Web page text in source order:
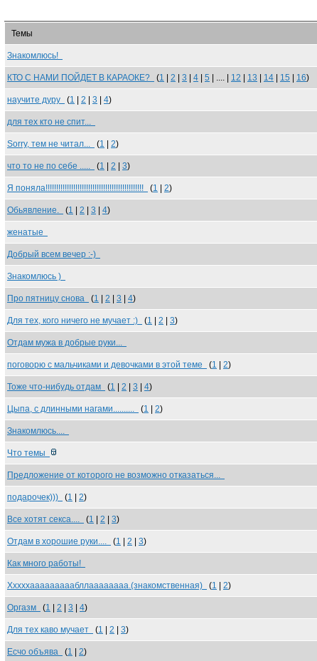
Темы
Знакомлюсь!
КТО С НАМИ ПОЙДЕТ В КАРАОКЕ? (1 2 3 4 5 | .... | 12 13 14 15 16)
научите дуру (1 2 3 4)
для тех кто не спит...
Sorry, тем не читал... (1 2)
что то не по себе ..... (1 2 3)
Я поняла!!!!!!!!!!!!!!!!!!!!!!!!!!!!!!!!!!!!!!!!!!!!!! (1 2)
Обьявление. (1 2 3 4)
женатые
Добрый всем вечер :-)
Знакомлюсь )
Про пятницу снова (1 2 3 4)
Для тех, кого ничего не мучает :) (1 2 3)
Отдам мужа в добрые руки...
поговорю с мальчиками и девочками в этой теме (1 2)
Тоже что-нибудь отдам (1 2 3 4)
Цыпа, с длинными нагами.......... (1 2)
Знакомлюсь....
Что темы
Предложение от которого не возможно отказаться...
подарочек))) (1 2)
Все хотят секса.... (1 2 3)
Отдам в хорошие руки.... (1 2 3)
Как много работы!
Хххххааааааааабллаааааааа.(знакомственная) (1 2)
Оргазм (1 2 3 4)
Для тех каво мучает (1 2 3)
Есчо объява (1 2)